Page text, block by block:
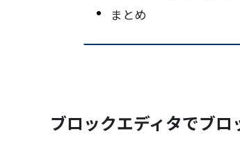
まとめ
ブロックエディタでブ